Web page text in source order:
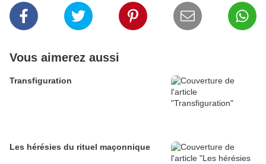
Vous aimerez aussi
Transfiguration
Les hérésies du rituel maçonnique